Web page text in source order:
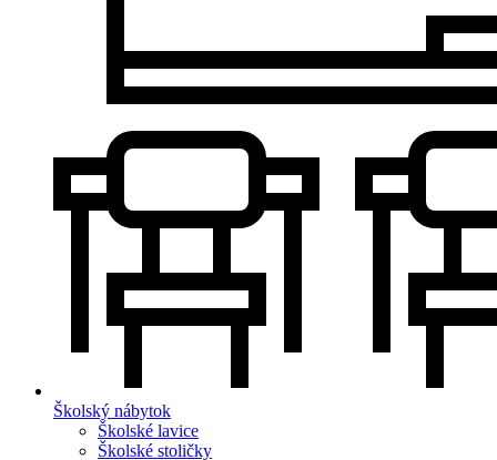
Školský nábytok
Školské lavice
Školské stoličky